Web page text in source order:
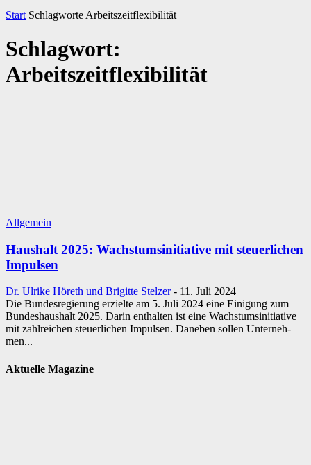
Start Schlagworte Arbeitszeitflexibilität
Schlagwort:
Arbeitszeitflexibilität
Allgemein
Haushalt 2025: Wachs­tumsin­itia­tive mit steuerlichen
Impulsen
Dr. Ulrike Höreth und Brigitte Stelzer - 11. Juli 2024
Die Bun­des­re­gie­rung er­zielte am 5. Juli 2024 eine Ei­ni­gung zum
Bun­des­haus­halt 2025. Darin ent­hal­ten ist eine Wachs­tumsin­itia­tive
mit zahl­rei­chen steu­er­li­chen Im­pul­sen. Da­ne­ben sol­len Un­ter­neh­
men...
Aktuelle Magazine